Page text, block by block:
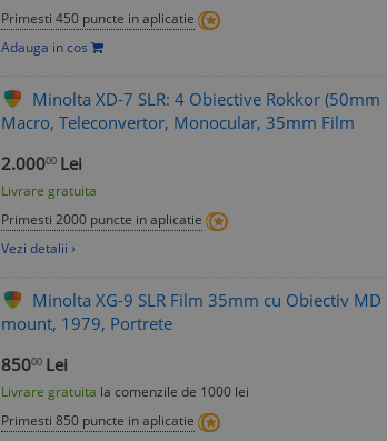
Primesti 450 puncte in aplicatie
Adauga in cos
Minolta XD-7 SLR: 4 Obiective Rokkor
Macro, Teleconvertor, Monocular, 35mm Film
2.00000 Lei
Livrare gratuita
Primesti 2000 puncte in aplicatie
Vezi detalii ›
Minolta XG-9 SLR Film 35mm cu Obiectiv
mount, 1979, Portrete
85000 Lei
Livrare gratuita la comenzile de 1000 lei
Primesti 850 puncte in aplicatie